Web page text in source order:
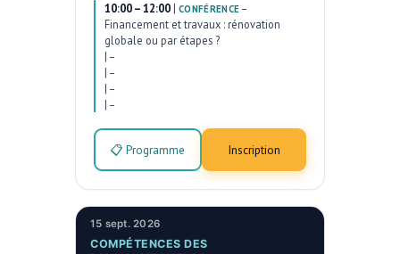
10:00 – 12:00 | CONFÉRENCE –
Financement et travaux : rénovation
globale ou par étapes ?
| –
| –
| –
| –
📋 Programme Inscription
15 sept. 2026
COMPÉTENCES DES